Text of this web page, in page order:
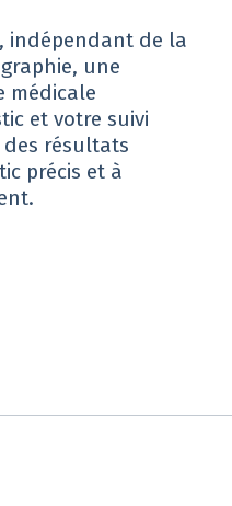
indépendant de la
une
médicale
et votre suivi
résultats
précis et à